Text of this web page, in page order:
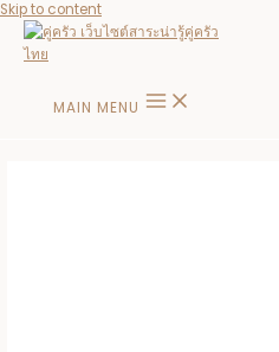
Skip to content
MAIN MENU